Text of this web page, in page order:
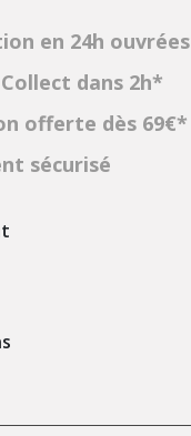
en 24h ouvrées
dans 2h*
offerte dès 69€*
sécurisé